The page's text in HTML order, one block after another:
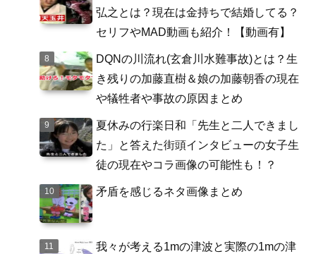
弘之とは？現在は金持ちで結婚してる？
セリフやMAD動画も紹介！【動画有】
DQNの川流れ(玄倉川水難事故)とは？生
き残りの加藤直樹＆娘の加藤朝香の現在
や犠牲者や事故の原因まとめ
夏休みの行楽日和「先生と二人できまし
た」と答えた街頭インタビューの女子生
徒の現在やコラ画像の可能性も！？
矛盾を感じるネタ画像まとめ
我々が考える1mの津波と実際の1mの津